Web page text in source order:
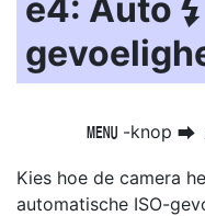
e4: Auto c
G -knop U
Kies hoe de camera
automatische ISO-